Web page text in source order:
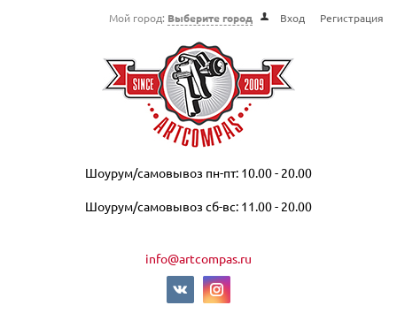
Мой город: Выберите город Вход Регистрация
Шоурум/самовывоз пн-пт: 10.00 - 20.00
Шоурум/самовывоз сб-вс: 11.00 - 20.00
info@artcompas.ru